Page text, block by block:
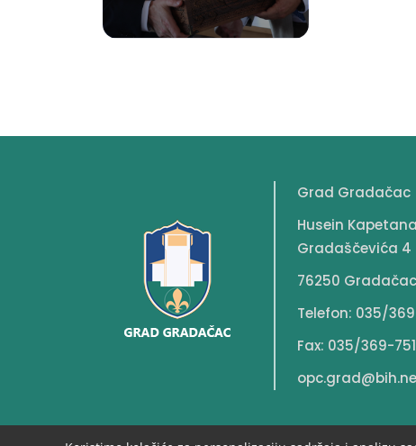
Grad Gradačac
Husein Kapetana
Gradaščevića 4
76250 Gradačac
Telefon: 035/
Fax: 035/369-751